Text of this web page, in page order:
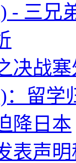
- 三兄
决战
：留学
降日本
表声